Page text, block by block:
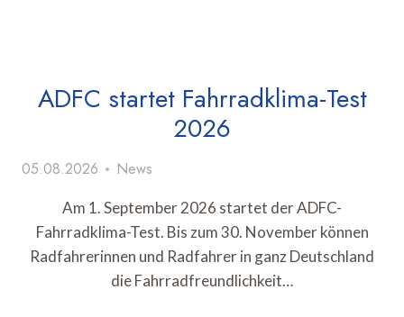
ADFC startet Fahrradklima-Test
2026
05.08.2026 News
Am 1. September 2026 startet der ADFC-
Fahrradklima-Test. Bis zum 30. November können
Radfahrerinnen und Radfahrer in ganz Deutschland
die Fahrradfreundlichkeit…